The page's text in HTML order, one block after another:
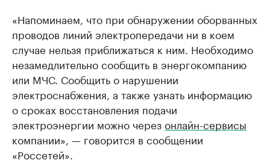
«Напоминаем, что при обнаружении оборванных
проводов линий электропередачи ни в коем
случае нельзя приближаться к ним. Необходимо
незамедлительно сообщить в энергокомпанию
или МЧС. Сообщить о нарушении
электроснабжения, а также узнать информацию
о сроках восстановления подачи
электроэнергии можно черезонлайн-сервисы
компании», — говорится в сообщении
«Россетей».